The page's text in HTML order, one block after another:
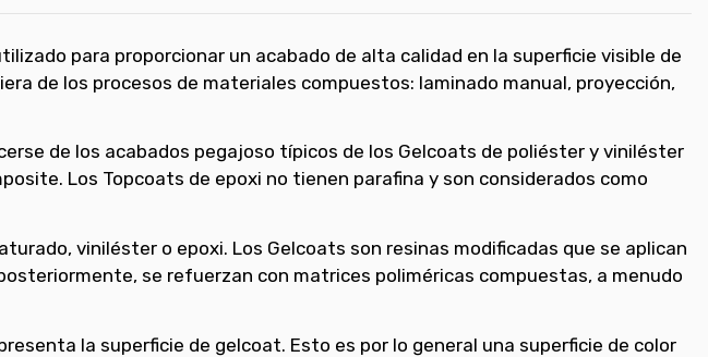
para proporcionar un acabado de alta calidad en la superficie visible de
de los procesos de materiales compuestos: laminado manual, proyección,
de los acabados pegajoso típicos de los Gelcoats de poliéster y viniléster
Los Topcoats de epoxi no tienen parafina y son considerados como
viniléster o epoxi. Los Gelcoats son resinas modificadas que se aplican
se refuerzan con matrices poliméricas compuestas, a menudo
la superficie de gelcoat. Esto es por lo general una superficie de color